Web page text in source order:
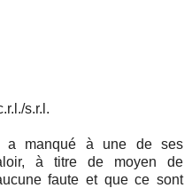
s.r.l.
a manqué à une de ses
à titre de moyen de
faute et que ce sont